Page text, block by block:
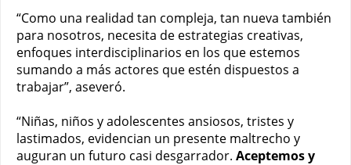
“Como una realidad tan compleja, tan nueva también
para nosotros, necesita de estrategias creativas,
enfoques interdisciplinarios en los que estemos
sumando a más actores que estén dispuestos a
trabajar”, aseveró.
“Niñas, niños y adolescentes ansiosos, tristes y
lastimados, evidencian un presente maltrecho y
auguran un futuro casi desgarrador. Aceptemos y